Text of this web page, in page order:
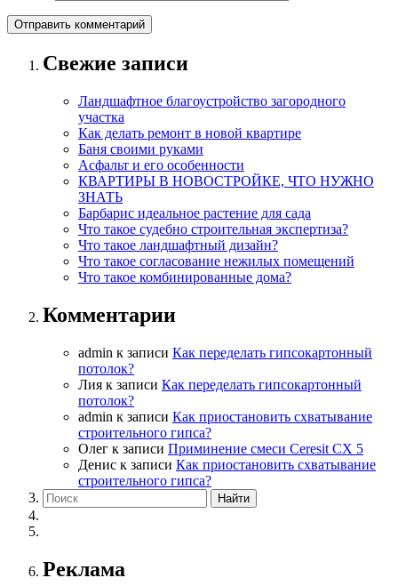
Свежие записи
Ландшафтное благоустройство загородного
участка
Как делать ремонт в новой квартире
Баня своими руками
Асфальт и его особенности
КВАРТИРЫ В НОВОСТРОЙКЕ, ЧТО НУЖНО
ЗНАТЬ
Барбарис идеальное растение для сада
Что такое судебно строительная экспертиза?
Что такое ландшафтный дизайн?
Что такое согласование нежилых помещений
Что такое комбинированные дома?
Комментарии
admin к записи Как переделать гипсокартонный
потолок?
Лия к записи Как переделать гипсокартонный
потолок?
admin к записи Как приостановить схватывание
строительного гипса?
Олег к записи Приминение смеси Ceresit СХ 5
Денис к записи Как приостановить схватывание
строительного гипса?
Реклама